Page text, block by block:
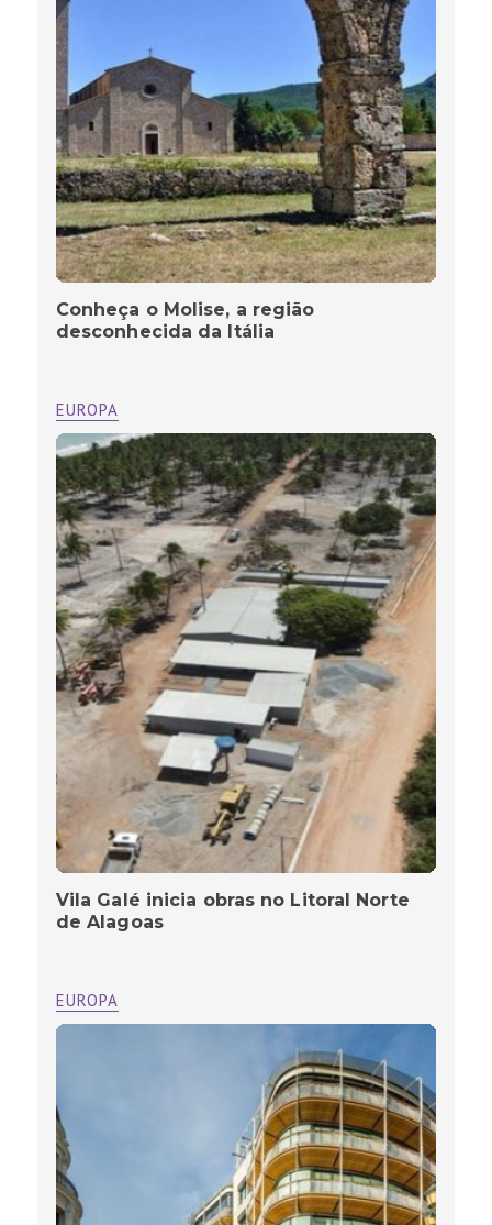
Conheça o Molise, a região
desconhecida da Itália
EUROPA
Vila Galé inicia obras no Litoral Norte
de Alagoas
EUROPA